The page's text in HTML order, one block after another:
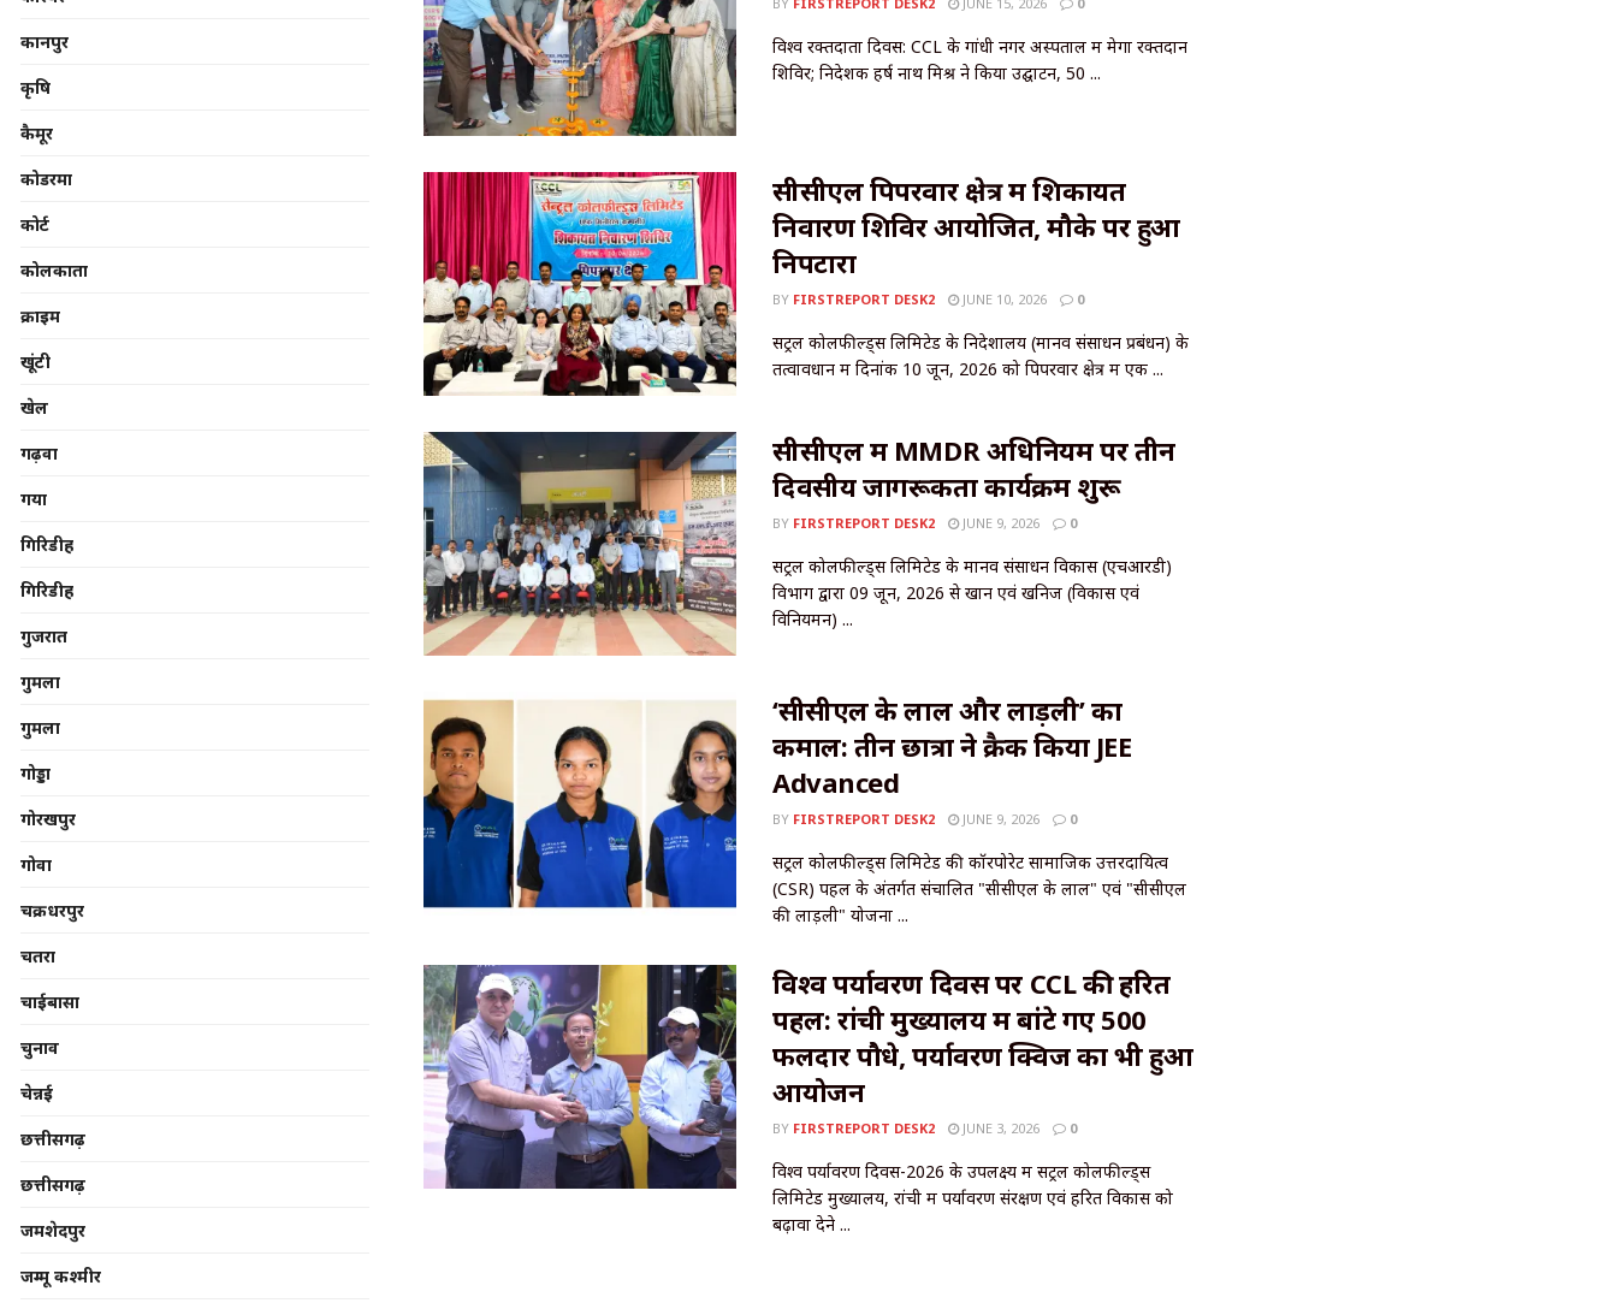
विश्व रक्तदाता दिवस: CCL के गांधी नगर अस्पताल में मेगा रक्तदान
शिविर; निदेशक हर्ष नाथ मिश्र ने किया उद्घाटन, 50 ...
सीसीएल पिपरवार क्षेत्र में शिकायत
निवारण शिविर आयोजित, मौके पर हुआ
निपटारा
BY FIRSTREPORT DESK2 JUNE 10, 2026 0
सेंट्रल कोलफील्ड्स लिमिटेड के निदेशालय (मानव संसाधन प्रबंधन) के
तत्वावधान में दिनांक 10 जून, 2026 को पिपरवार क्षेत्र में एक ...
सीसीएल में MMDR अधिनियम पर तीन
दिवसीय जागरूकता कार्यक्रम शुरू
BY FIRSTREPORT DESK2 JUNE 9, 2026 0
सेंट्रल कोलफील्ड्स लिमिटेड के मानव संसाधन विकास (एचआरडी)
विभाग द्वारा 09 जून, 2026 से खान एवं खनिज (विकास एवं
विनियमन) ...
‘सीसीएल के लाल और लाड़ली’ का
कमाल: तीन छात्रों ने क्रैक किया JEE
Advanced
BY FIRSTREPORT DESK2 JUNE 9, 2026 0
सेंट्रल कोलफील्ड्स लिमिटेड की कॉरपोरेट सामाजिक उत्तरदायित्व
(CSR) पहल के अंतर्गत संचालित "सीसीएल के लाल" एवं "सीसीएल
की लाड़ली" योजना ...
विश्व पर्यावरण दिवस पर CCL की हरित
पहल: रांची मुख्यालय में बांटे गए 500
फलदार पौधे, पर्यावरण क्विज का भी हुआ
आयोजन
BY FIRSTREPORT DESK2 JUNE 3, 2026 0
विश्व पर्यावरण दिवस-2026 के उपलक्ष्य में सेंट्रल कोलफील्ड्स
लिमिटेड मुख्यालय, रांची में पर्यावरण संरक्षण एवं हरित विकास को
बढ़ावा देने ...
कानपुर
कृषि
कैमूर
कोडरमा
कोर्ट
कोलकाता
क्राइम
खूंटी
खेल
गढ़वा
गया
गिरिडीह
गिरिडीह
गुजरात
गुमला
गुमला
गोड्डा
गोरखपुर
गोवा
चक्रधरपुर
चतरा
चाईबासा
चुनाव
चेन्नई
छत्तीसगढ़
छत्तीसगढ़
जमशेदपुर
जम्मू कश्मीर